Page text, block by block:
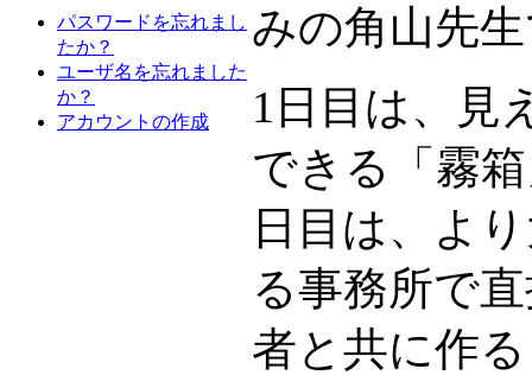
パスワードを忘れまし
たか？
ユーザ名を忘れました
か？
アカウントの作成
みの角山先
1日目は、見
できる「霧
日目は、よ
る事務所で
者と共に作